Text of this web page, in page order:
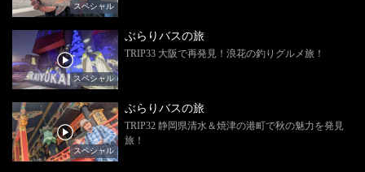
スペシャル
スペシャル
ぶらりバスの旅
TRIP33 大阪で再発見！浪花の釣りグルメ旅！
スペシャル
ぶらりバスの旅
TRIP32 静岡県清水＆焼津の港町で秋の魅力を発見
旅！